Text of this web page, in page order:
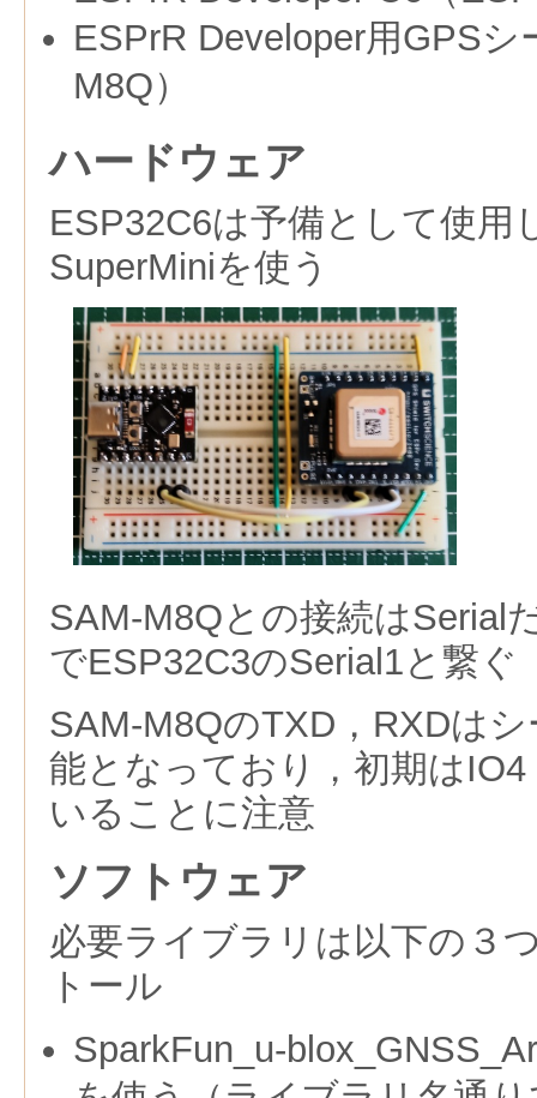
ESPrR Developer用GPSシ
M8Q）
ハードウェア
ESP32C6は予備として使用
SuperMiniを使う
SAM-M8Qとの接続はSerial
でESP32C3のSerial1と繋ぐ
SAM-M8QのTXD，RXDは
能となっており，初期は
いることに注意
ソフトウェア
必要ライブラリは以下の３
トール
SparkFun_u-